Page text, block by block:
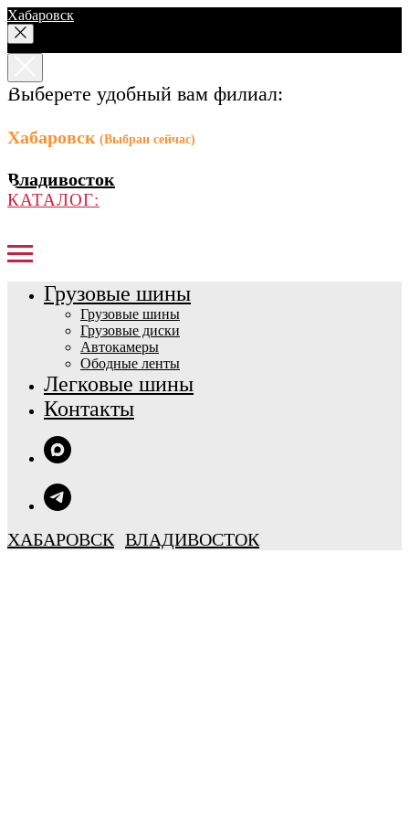
Хабаровск
Выберете удобный вам филиал:
Хабаровск (Выбран сейчас)
Владивосток
КАТАЛОГ:
Грузовые шины
Грузовые шины
Грузовые диски
Автокамеры
Ободные ленты
Легковые шины
Контакты
ХАБАРОВСК ВЛАДИВОСТОК